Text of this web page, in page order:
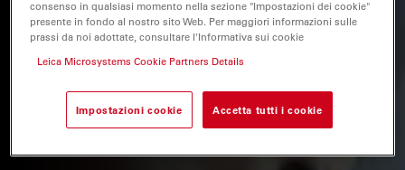
consenso in qualsiasi momento nella sezione "Impostazioni dei cookie"
presente in fondo al nostro sito Web. Per maggiori informazioni sulle
prassi da noi adottate, consultare l'Informativa sui cookie
Leica Microsystems Cookie Partners Details
Impostazioni cookie Accetta tutti i cookie